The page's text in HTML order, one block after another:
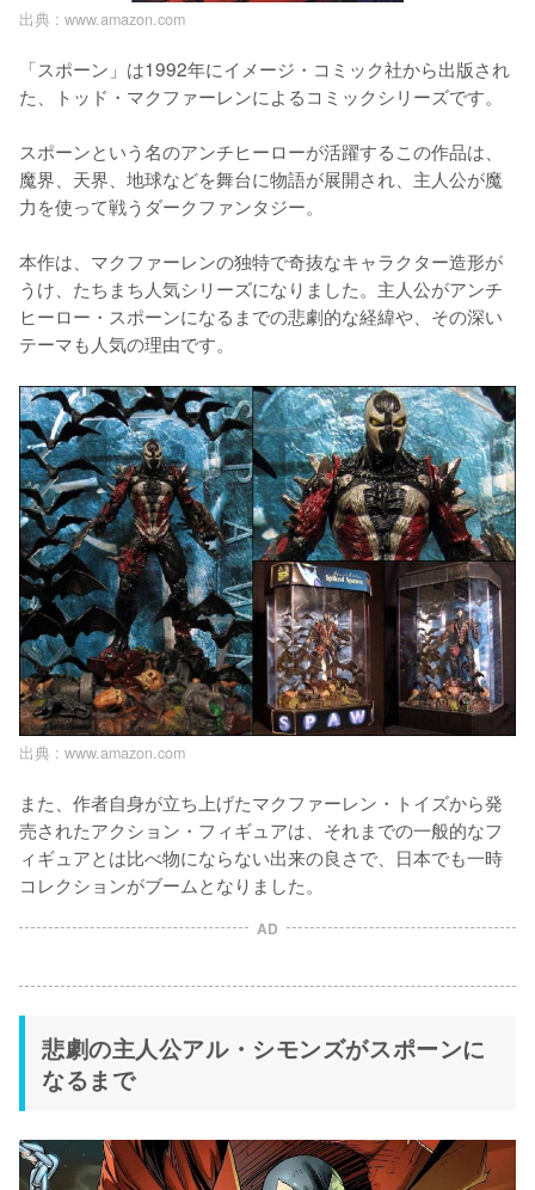
出典 : www.amazon.com
「スポーン」は1992年にイメージ・コミック社から出版され
た、トッド・マクファーレンによるコミックシリーズです。
スポーンという名のアンチヒーローが活躍するこの作品は、
魔界、天界、地球などを舞台に物語が展開され、主人公が魔
力を使って戦うダークファンタジー。
本作は、マクファーレンの独特で奇抜なキャラクター造形が
うけ、たちまち人気シリーズになりました。主人公がアンチ
ヒーロー・スポーンになるまでの悲劇的な経緯や、その深い
テーマも人気の理由です。
出典 : www.amazon.com
また、作者自身が立ち上げたマクファーレン・トイズから発
売されたアクション・フィギュアは、それまでの一般的なフ
ィギュアとは比べ物にならない出来の良さで、日本でも一時
コレクションがブームとなりました。
AD
悲劇の主人公アル・シモンズがスポーンに
なるまで